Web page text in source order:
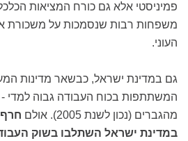
פמיניסטי אלא גם כורח המציאות
משפחות רבות שנסמכות על משכורת
העוני.
גם במדינת ישראל, כבשאר מדינות
מהגברים (נכון לשנת 2005). אולם
במדינת ישראל השתלבו בשוק